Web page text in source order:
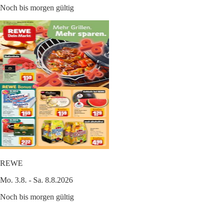
Noch bis morgen gültig
REWE
Mo. 3.8. - Sa. 8.8.2026
Noch bis morgen gültig